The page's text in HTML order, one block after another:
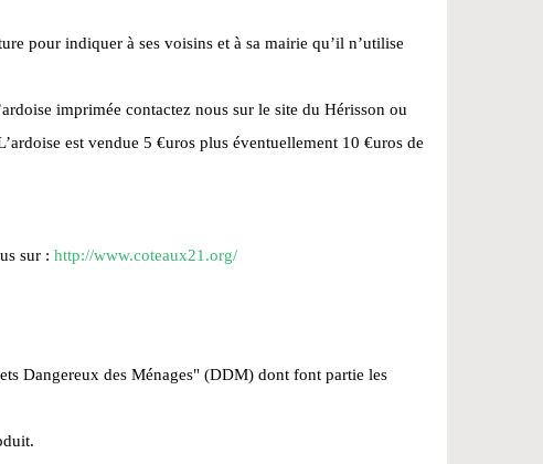
pour indiquer à ses voisins et à sa mairie qu’il n’utilise
imprimée contactez nous sur le site du Hérisson ou
est vendue 5 €uros plus éventuellement 10 €uros de
sur : http://www.coteaux21.org/
Dangereux des Ménages" (DDM) dont font partie les